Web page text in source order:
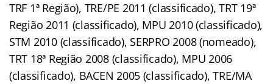
TRF 1ª Região), TRE/PE 2011 (classificado), TRT 19ª
Região 2011 (classificado), MPU 2010 (classificado),
STM 2010 (classificado), SERPRO 2008 (nomeado),
TRT 18ª Região 2008 (classificado), MPU 2006
(classificado), BACEN 2005 (classificado), TRE/MA